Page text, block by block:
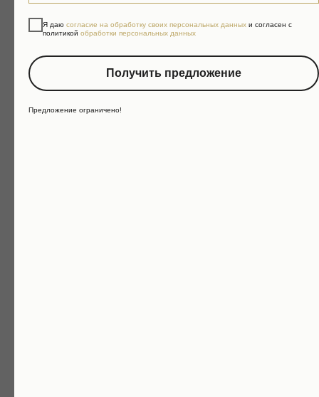
СТАНДАРТ 2-МЕСТНЫЙ
Я даю согласие на обработку своих персональных данных и согласен с
политикой обработки персональных данных
Получить предложение
Предложение ограничено!